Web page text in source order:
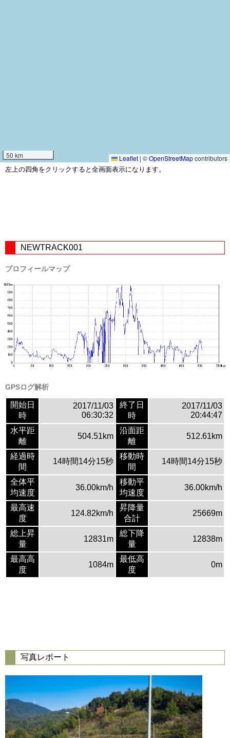
50 km Leaflet | ©OpenStreetMapcontributors
左上の四角をクリックすると全画面表示になります。
NEWTRACK001
プロフィールマップ
GPSログ解析
開始日
時
2017/11/03
06:30:32
終了日
時
2017/11/03
20:44:47
水平距
離
504.51km
沿面距
離
512.61km
経過時
間
14時間14分15秒
移動時
間
14時間14分15秒
全体平
均速度
36.00km/h
移動平
均速度
36.00km/h
最高速
度
124.82km/h
昇降量
合計
25669m
総上昇
量
12831m
総下降
量
12838m
最高高
度
1084m
最低高
度
0m
写真レポート